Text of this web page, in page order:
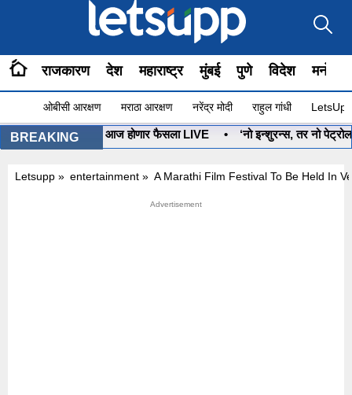
राजकारण देश महाराष्ट्र मुंबई पुणे विदेश
ओबीसी आरक्षण मराठा आरक्षण नरेंद्र मोदी राहुल गांधी
BREAKING
कोणाचा? आज होणार फैसला LIVE • ‘नो इन्शुरन्स, तर नो पेट्रोल’
Letsupp » entertainment » A Marathi Film Festival To Be Held In